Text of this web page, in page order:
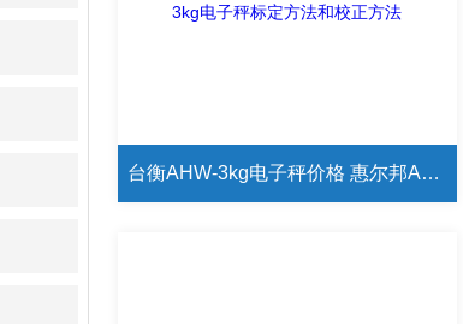
台衡AHW-3kg电子秤价格 惠尔邦AHW-3kg电子秤标定方法和校正方法